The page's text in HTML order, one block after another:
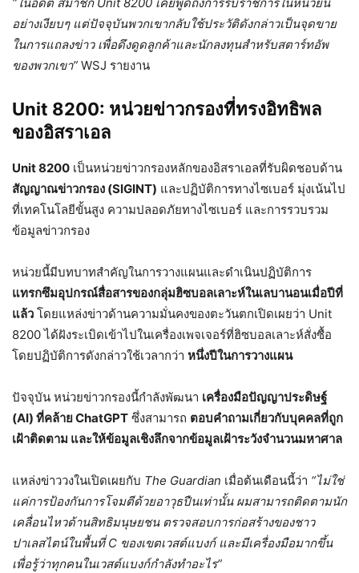
“ในอดีต สมาชิก Unit 8200 เคยพูดถึงการรับราชการในหน่วยนี้
อย่างเงียบๆ แต่ปัจจุบันพวกเขากลับใช้ประวัติดังกล่าวเป็นจุดขาย
ในการแถลงข่าว เพื่อดึงดูดลูกค้าและนักลงทุนสำหรับสตาร์ทอัพ
ของพวกเขา” WSJ รายงาน
Unit 8200: หน่วยข่าวกรองที่ทรงอิทธิพล
ของอิสราเอล
Unit 8200 เป็นหน่วยข่าวกรองหลักของอิสราเอลที่รับผิดชอบด้าน
สัญญาณข่าวกรอง (SIGINT) และปฏิบัติการทางไซเบอร์ มุ่งเน้นไป
ที่เทคโนโลยีขั้นสูง ความปลอดภัยทางไซเบอร์ และการรวบรวม
ข้อมูลข่าวกรอง
หน่วยนี้มีบทบาทสำคัญในการวางแผนและดำเนินปฏิบัติการ
แทรกซึมอุปกรณ์สื่อสารของกลุ่มฮิซบอลเลาะห์ในเลบานอนเมื่อปีที่
แล้ว โดยแหล่งข่าวด้านความมั่นคงของตะวันตกเปิดเผยว่า Unit
8200 ได้ฝังระเบิดเข้าไปในเครื่องเพจเจอร์ที่ฮิซบอลเลาะห์สั่งซื้อ
โดยปฏิบัติการดังกล่าวใช้เวลากว่า หนึ่งปีในการวางแผน
ปัจจุบัน หน่วยข่าวกรองนี้กำลังพัฒนา เครื่องมือปัญญาประดิษฐ์
(AI) ที่คล้าย ChatGPT ซึ่งสามารถ ตอบคำถามเกี่ยวกับบุคคลที่ถูก
เฝ้าติดตาม และให้ข้อมูลเชิงลึกจากข้อมูลเฝ้าระวังจำนวนมหาศาล
แหล่งข่าววงในเปิดเผยกับ The Guardian เมื่อต้นเดือนนี้ว่า “ไม่ใช่
แค่การป้องกันการโจมตีด้วยอาวุธปืนเท่านั้น ผมสามารถติดตามนัก
เคลื่อนไหวด้านสิทธิมนุษยชน ตรวจสอบการก่อสร้างของชาว
ปาเลสไตน์ในพื้นที่ C ของเขตเวสต์แบงก์ และมีเครื่องมือมากขึ้น
เพื่อรู้ว่าทุกคนในเวสต์แบงก์กำลังทำอะไร”